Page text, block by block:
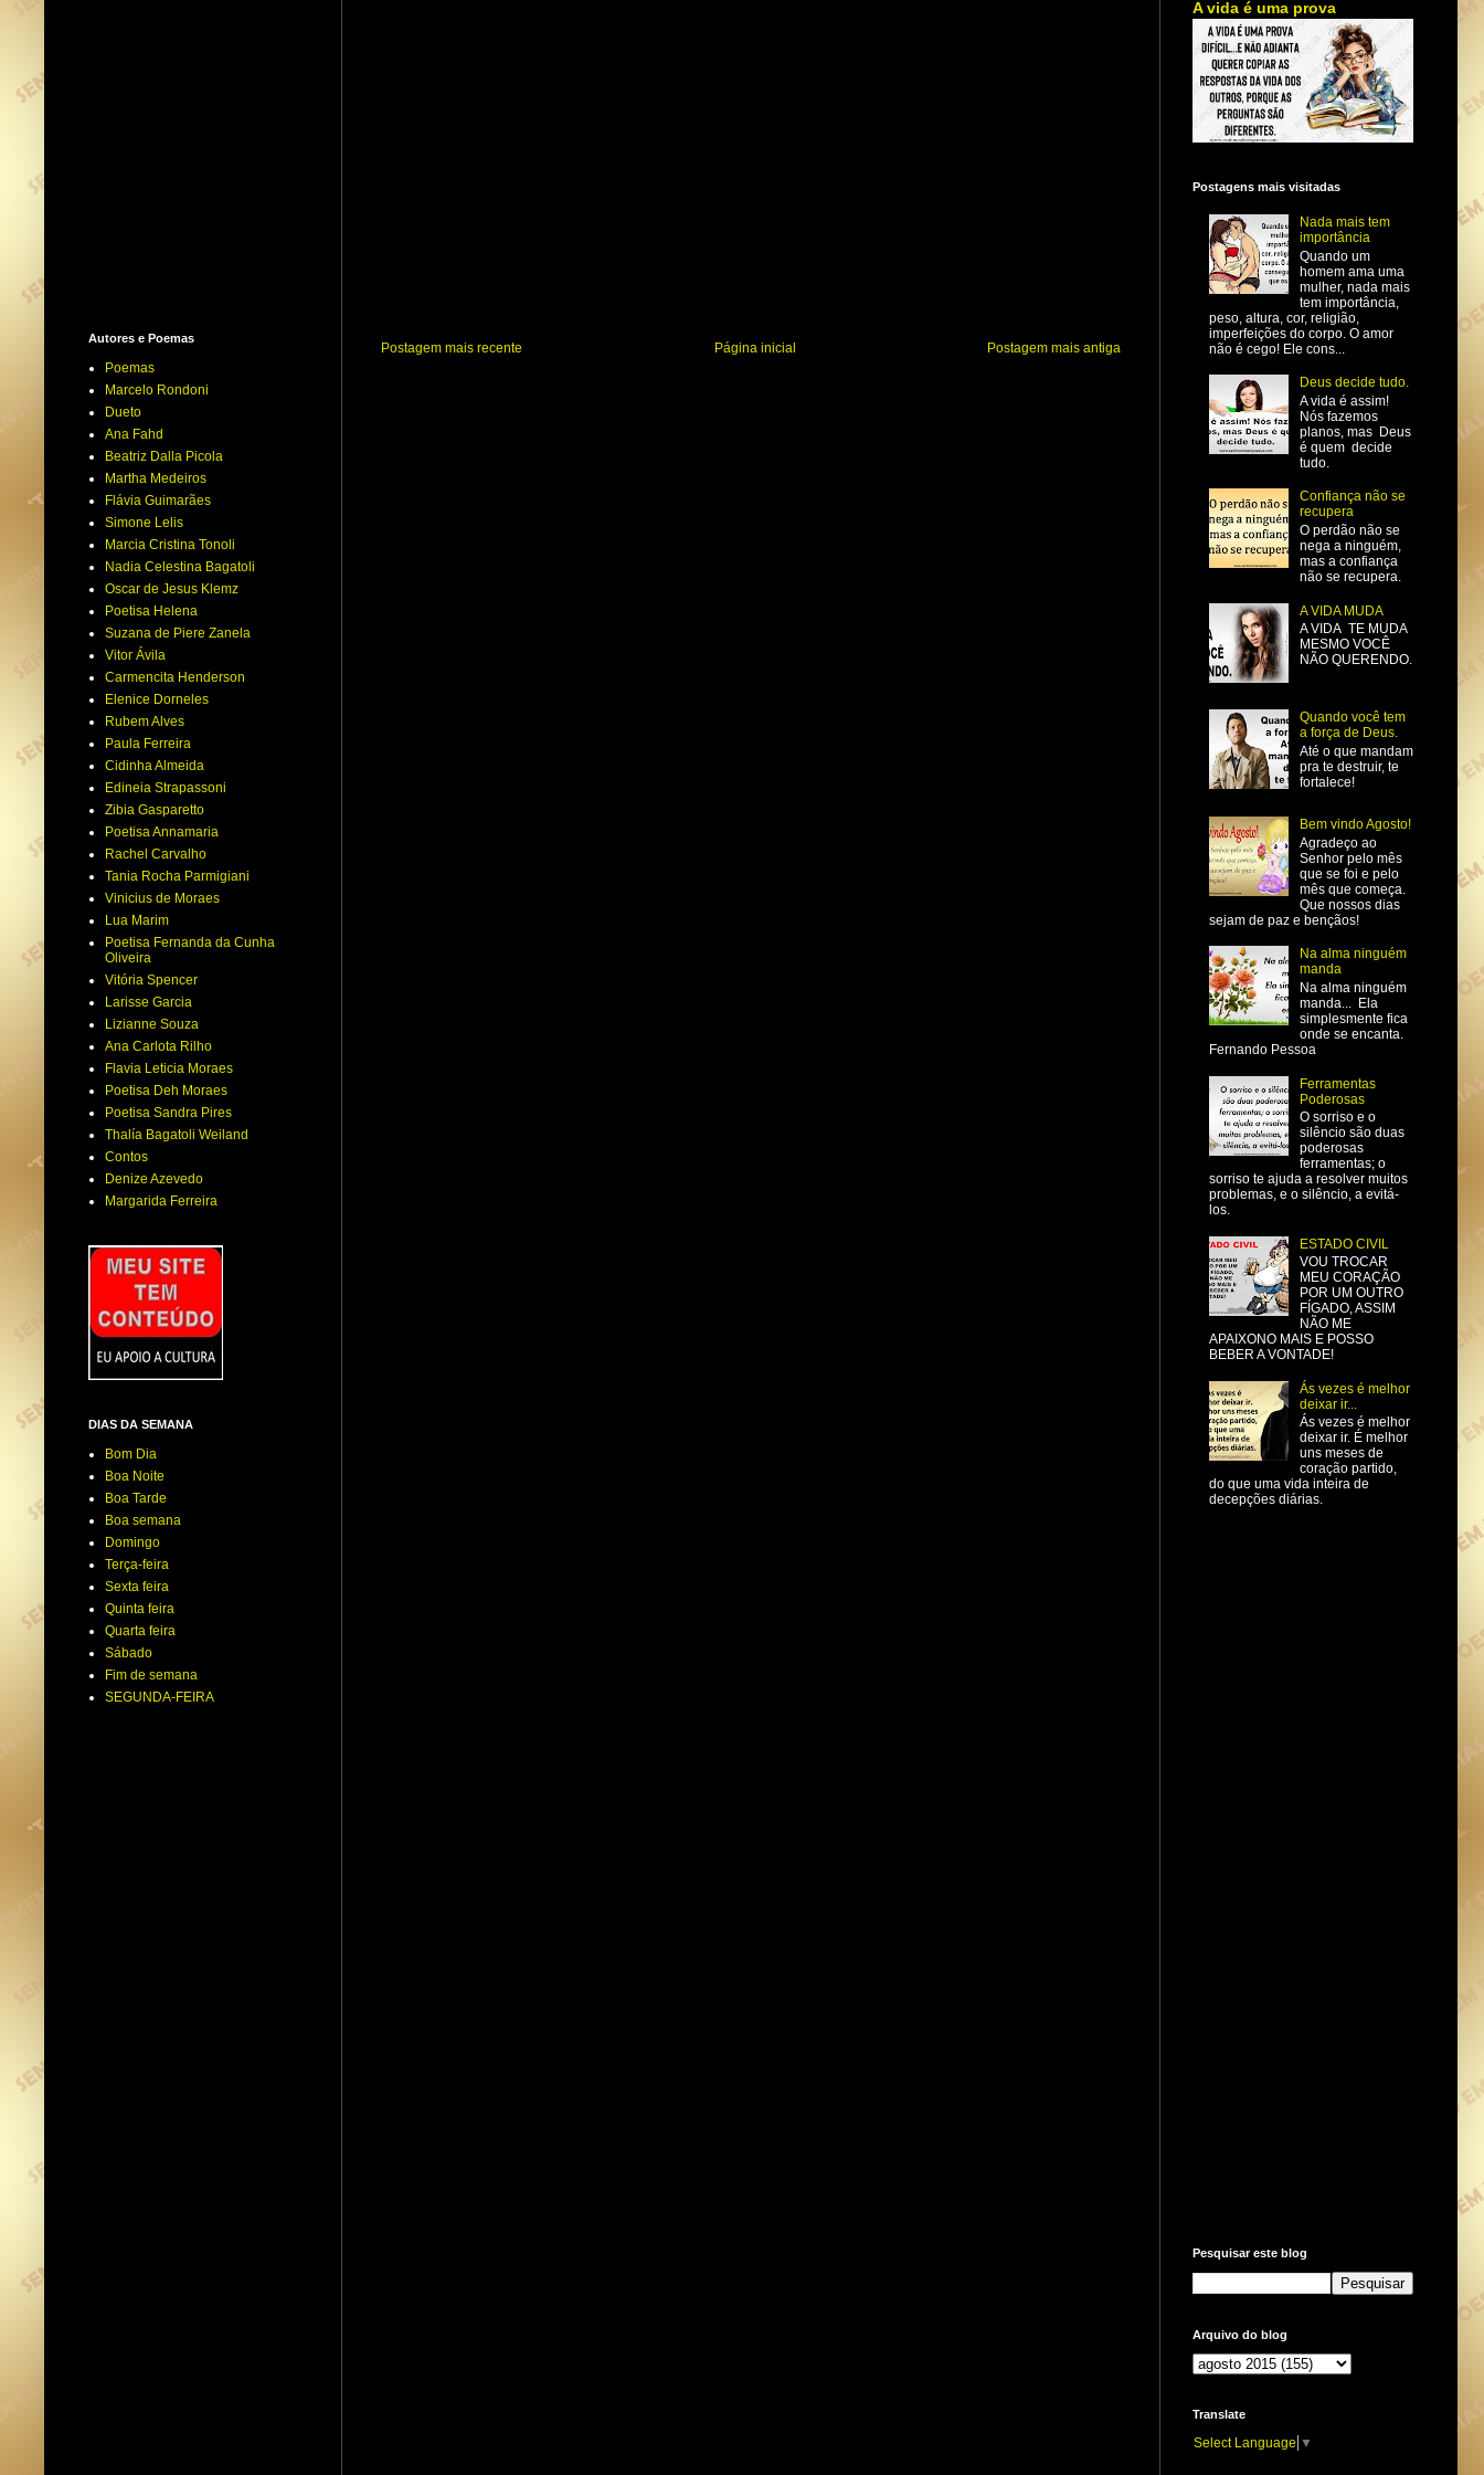
Postagem mais recente Postagem mais antiga
Página inicial
Autores e Poemas
Poemas
Marcelo Rondoni
Dueto
Ana Fahd
Beatriz Dalla Picola
Martha Medeiros
Flávia Guimarães
Simone Lelis
Marcia Cristina Tonoli
Nadia Celestina Bagatoli
Oscar de Jesus Klemz
Poetisa Helena
Suzana de Piere Zanela
Vitor Ávila
Carmencita Henderson
Elenice Dorneles
Rubem Alves
Paula Ferreira
Cidinha Almeida
Edineia Strapassoni
Zibia Gasparetto
Poetisa Annamaria
Rachel Carvalho
Tania Rocha Parmigiani
Vinicius de Moraes
Lua Marim
Poetisa Fernanda da Cunha
Oliveira
Vitória Spencer
Larisse Garcia
Lizianne Souza
Ana Carlota Rilho
Flavia Leticia Moraes
Poetisa Deh Moraes
Poetisa Sandra Pires
Thalía Bagatoli Weiland
Contos
Denize Azevedo
Margarida Ferreira
DIAS DA SEMANA
Bom Dia
Boa Noite
Boa Tarde
Boa semana
Domingo
Terça-feira
Sexta feira
Quinta feira
Quarta feira
Sábado
Fim de semana
SEGUNDA-FEIRA
A vida é uma prova
Postagens mais visitadas
Nada mais tem
importância
Quando um
homem ama uma
mulher, nada mais
tem importância,
peso, altura, cor, religião,
imperfeições do corpo. O amor
não é cego! Ele cons...
Deus decide tudo.
A vida é assim!
Nós fazemos
planos, mas Deus
é quem decide
tudo.
Confiança não se
recupera
O perdão não se
nega a ninguém,
mas a confiança
não se recupera.
A VIDA MUDA
A VIDA TE MUDA
MESMO VOCÊ
NÃO QUERENDO.
Quando você tem
a força de Deus.
Até o que mandam
pra te destruir, te
fortalece!
Bem vindo Agosto!
Agradeço ao
Senhor pelo mês
que se foi e pelo
mês que começa.
Que nossos dias
sejam de paz e bençãos!
Na alma ninguém
manda
Na alma ninguém
manda... Ela
simplesmente fica
onde se encanta.
Fernando Pessoa
Ferramentas
Poderosas
O sorriso e o
silêncio são duas
poderosas
ferramentas; o
sorriso te ajuda a resolver muitos
problemas, e o silêncio, a evitá-
los.
ESTADO CIVIL
VOU TROCAR
MEU CORAÇÃO
POR UM OUTRO
FÍGADO, ASSIM
NÃO ME
APAIXONO MAIS E POSSO
BEBER A VONTADE!
Ás vezes é melhor
deixar ir...
Ás vezes é melhor
deixar ir. É melhor
uns meses de
coração partido,
do que uma vida inteira de
decepções diárias.
Pesquisar este blog
Arquivo do blog
Translate
Select Language ▼